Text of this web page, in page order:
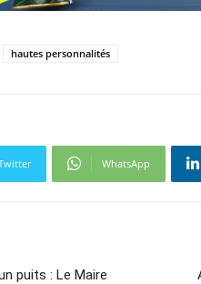
hautes personnalités
WhatsApp
puits : Le Maire